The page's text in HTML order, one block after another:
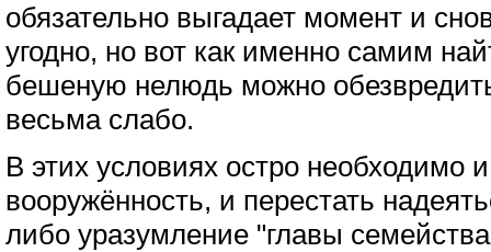
обязательно выгадает момент и
угодно, но вот как именно самим
бешеную нелюдь можно
весьма слабо.
В этих условиях остро необходимо
вооружённость, и перестать
либо уразумление "главы